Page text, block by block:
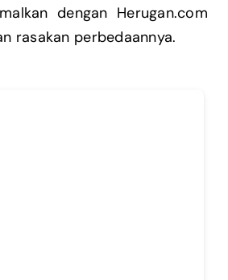
dengan Herugan.com
rasakan perbedaannya.